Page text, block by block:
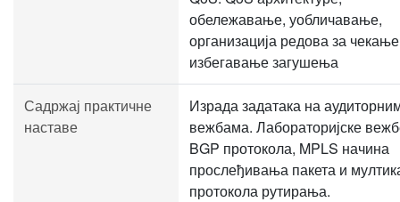
обележавање, уобличавање,
организација редова за
избегавање загушења
Садржај практичне
наставе
Израда задатака на
вежбама. Лабораторијске
BGP протокола, MPLS начина
прослеђивања пакета и
протокола рутирања.